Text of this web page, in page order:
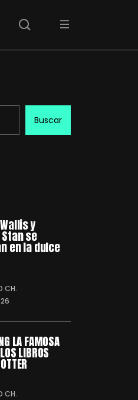
Buscar
y
se
en la dulce
CH.
LA FAMOSA
LIBROS
CH.